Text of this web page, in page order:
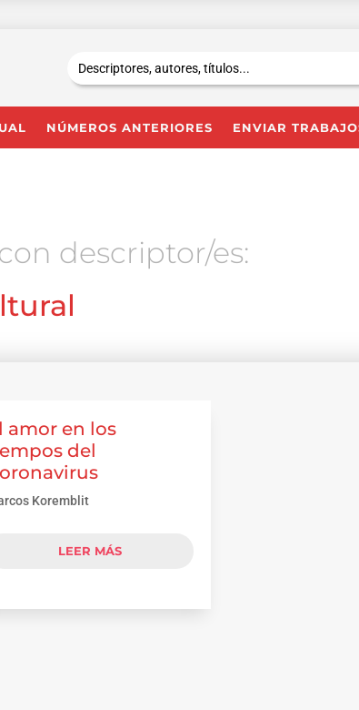
NÚMEROS ANTERIORES ENVIAR
descriptor/es:
amor en los
del
Koremblit
LEER MÁS